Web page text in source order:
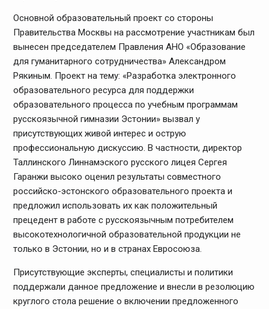
Основной образовательный проект со стороны
Правительства Москвы на рассмотрение участникам был
вынесен председателем Правления АНО «Образование
для гуманитарного сотрудничества» Александром
Рякиным. Проект на тему: «Разработка электронного
образовательного ресурса для поддержки
образовательного процесса по учебным программам
русскоязычной гимназии Эстонии» вызвал у
присутствующих живой интерес и острую
профессиональную дискуссию. В частности, директор
Таллинского Линнамэского русского лицея Сергея
Гаранжи высоко оценил результаты совместного
российско-эстонского образовательного проекта и
предложил использовать их как положительный
прецедент в работе с русскоязычным потребителем
высокотехнологичной образовательной продукции не
только в Эстонии, но и в странах Евросоюза.
Присутствующие эксперты, специалисты и политики
поддержали данное предложение и внесли в резолюцию
круглого стола решение о включении предложенного